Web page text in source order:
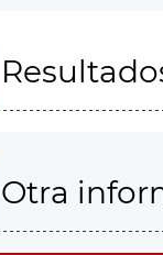
Otra